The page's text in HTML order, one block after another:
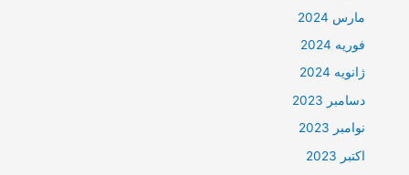
مارس 2024
فوریه 2024
ژانویه 2024
دسامبر 2023
نوامبر 2023
اکتبر 2023